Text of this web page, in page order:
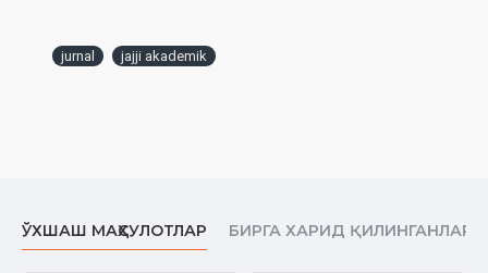
jurnal jajji akademik
ЎХШАШ МАҲСУЛОТЛАР БИРГА ХАРИД ҚИЛИНГАНЛАР